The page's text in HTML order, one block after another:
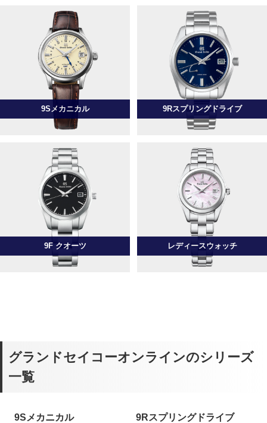
9Sメカニカル 9Rスプリングドライブ
9F クオーツ レディースウォッチ
グランドセイコーオンラインのシリーズ
一覧
9Sメカニカル
9Rスプリングドライブ